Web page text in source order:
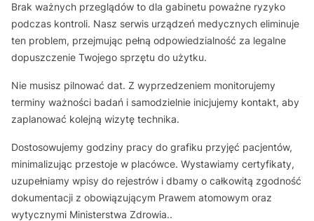
Brak ważnych przeglądów to dla gabinetu poważne ryzyko
podczas kontroli. Nasz serwis urządzeń medycznych eliminuje
ten problem, przejmując pełną odpowiedzialność za legalne
dopuszczenie Twojego sprzętu do użytku.
Nie musisz pilnować dat. Z wyprzedzeniem monitorujemy
terminy ważności badań i samodzielnie inicjujemy kontakt, aby
zaplanować kolejną wizytę technika.
Dostosowujemy godziny pracy do grafiku przyjęć pacjentów,
minimalizując przestoje w placówce. Wystawiamy certyfikaty,
uzupełniamy wpisy do rejestrów i dbamy o całkowitą zgodność
dokumentacji z obowiązującym Prawem atomowym oraz
wytycznymi Ministerstwa Zdrowia..